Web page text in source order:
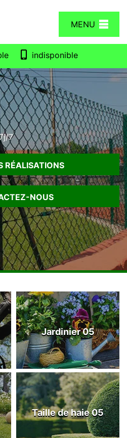
MENU
indisponible
7
RÉALISATIONS
NOUS
Jardinier 05
Taille de haie 05